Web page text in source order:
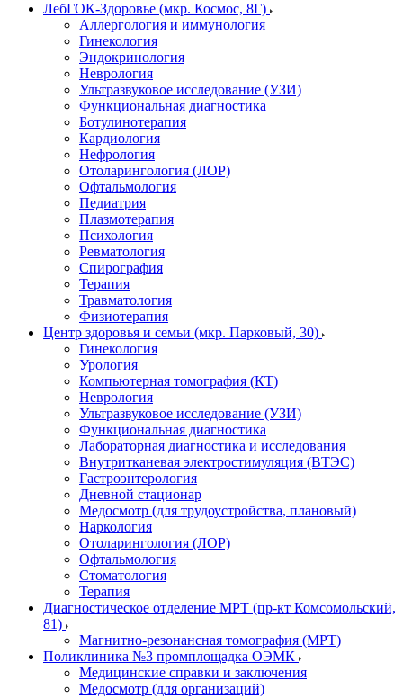
ЛебГОК-Здоровье (мкр. Космос, 8Г)
Аллергология и иммунология
Гинекология
Эндокринология
Неврология
Ультразвуковое исследование (УЗИ)
Функциональная диагностика
Ботулинотерапия
Кардиология
Нефрология
Отоларингология (ЛОР)
Офтальмология
Педиатрия
Плазмотерапия
Психология
Ревматология
Спирография
Терапия
Травматология
Физиотерапия
Центр здоровья и семьи (мкр. Парковый, 30)
Гинекология
Урология
Компьютерная томография (КТ)
Неврология
Ультразвуковое исследование (УЗИ)
Функциональная диагностика
Лабораторная диагностика и исследования
Внутритканевая электростимуляция (ВТЭС)
Гастроэнтерология
Дневной стационар
Медосмотр (для трудоустройства, плановый)
Наркология
Отоларингология (ЛОР)
Офтальмология
Стоматология
Терапия
Диагностическое отделение МРТ (пр-кт Комсомольский,
81)
Магнитно-резонансная томография (МРТ)
Поликлиника №3 промплощадка ОЭМК
Медицинские справки и заключения
Медосмотр (для организаций)